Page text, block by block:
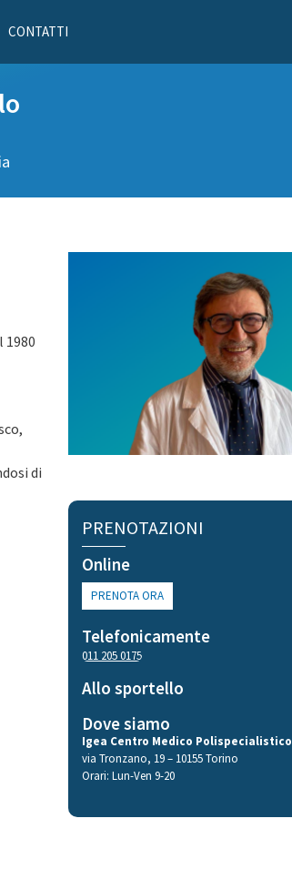
CONTATTI
1980
di
PRENOTAZIONI
Online
PRENOTA ORA
Telefonicamente
011 205 0175
Allo sportello
Dove siamo
Igea Centro Medico Polispecialistico
via Tronzano, 19 – 10155 Torino
Orari: Lun-Ven 9-20